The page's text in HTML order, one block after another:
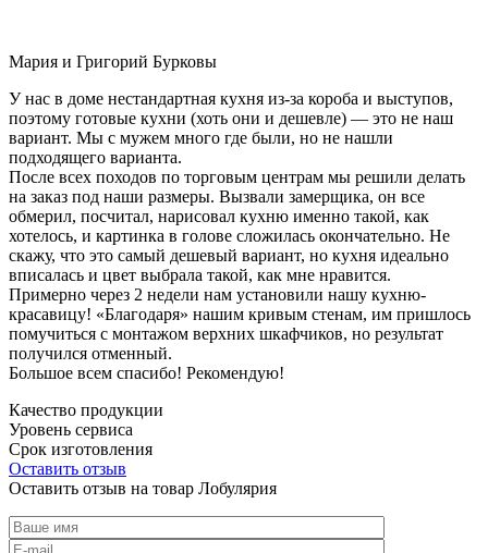
Мария и Григорий Бурковы
У нас в доме нестандартная кухня из-за короба и выступов,
поэтому готовые кухни (хоть они и дешевле) — это не наш
вариант. Мы с мужем много где были, но не нашли
подходящего варианта.
После всех походов по торговым центрам мы решили делать
на заказ под наши размеры. Вызвали замерщика, он все
обмерил, посчитал, нарисовал кухню именно такой, как
хотелось, и картинка в голове сложилась окончательно. Не
скажу, что это самый дешевый вариант, но кухня идеально
вписалась и цвет выбрала такой, как мне нравится.
Примерно через 2 недели нам установили нашу кухню-
красавицу! «Благодаря» нашим кривым стенам, им пришлось
помучиться с монтажом верхних шкафчиков, но результат
получился отменный.
Большое всем спасибо! Рекомендую!
Качество продукции
Уровень сервиса
Срок изготовления
Оставить отзыв
Оставить отзыв на товар Лобулярия